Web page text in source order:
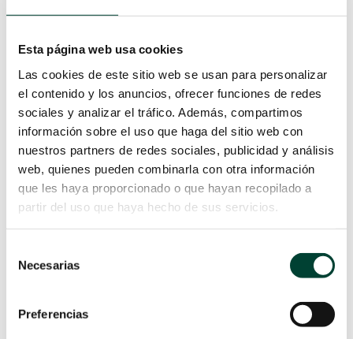
Esta página web usa cookies
Las cookies de este sitio web se usan para personalizar
el contenido y los anuncios, ofrecer funciones de redes
sociales y analizar el tráfico. Además, compartimos
información sobre el uso que haga del sitio web con
nuestros partners de redes sociales, publicidad y análisis
web, quienes pueden combinarla con otra información
que les haya proporcionado o que hayan recopilado a
partir del uso que haya hecho de sus servicios.
Necesarias
Preferencias
están basadas en el uso de jeringas con émbolo
situaciones en las que se administran pequeñas
cantidades en bolo—incluso inferiores a 1 ml,
administradas con jeringas de 1 ml— se
recomienda aplicar el bolo de forma lenta, en
aproximadamente un minuto, para reducir la
presión generada dentro del catéter y minimizar
los riesgos de daños estructurales.
Tras la infusión de medicamentos o soluciones
equivalente a 2 o 3 veces el espacio muerto
catéter, las alargaderas y las válvulas, con el fin de
prevenir precipitados o interacciones peligrosas.